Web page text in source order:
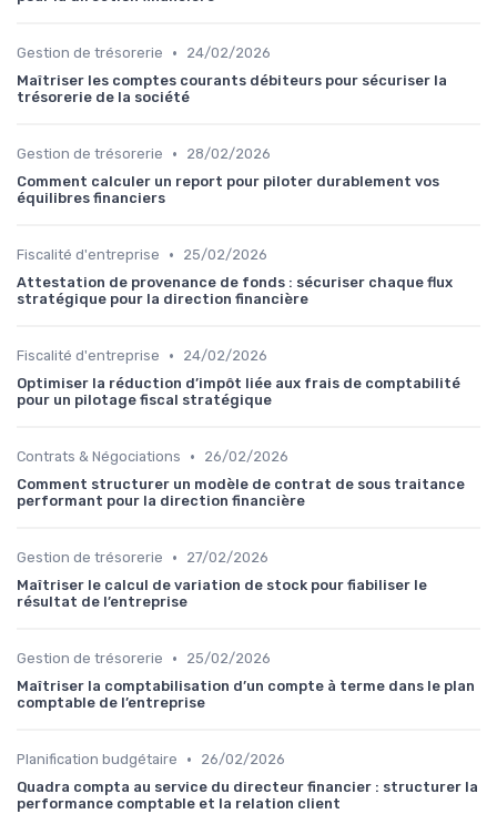
Gestion de trésorerie •
24/02/2026
Maîtriser les comptes courants débiteurs pour sécuriser la
trésorerie de la société
Gestion de trésorerie •
28/02/2026
Comment calculer un report pour piloter durablement vos
équilibres financiers
Fiscalité d'entreprise •
25/02/2026
Attestation de provenance de fonds : sécuriser chaque flux
stratégique pour la direction financière
Fiscalité d'entreprise •
24/02/2026
Optimiser la réduction d’impôt liée aux frais de comptabilité
pour un pilotage fiscal stratégique
Contrats & Négociations •
26/02/2026
Comment structurer un modèle de contrat de sous traitance
performant pour la direction financière
Gestion de trésorerie •
27/02/2026
Maîtriser le calcul de variation de stock pour fiabiliser le
résultat de l’entreprise
Gestion de trésorerie •
25/02/2026
Maîtriser la comptabilisation d’un compte à terme dans le plan
comptable de l’entreprise
Planification budgétaire •
26/02/2026
Quadra compta au service du directeur financier : structurer la
performance comptable et la relation client